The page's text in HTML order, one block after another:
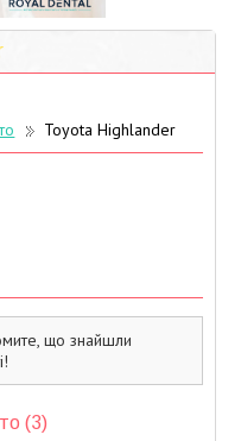
Toyota Highlander
що знайшли
(3)